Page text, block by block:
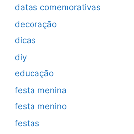
datas comemorativas
decoração
dicas
diy
educação
festa menina
festa menino
festas